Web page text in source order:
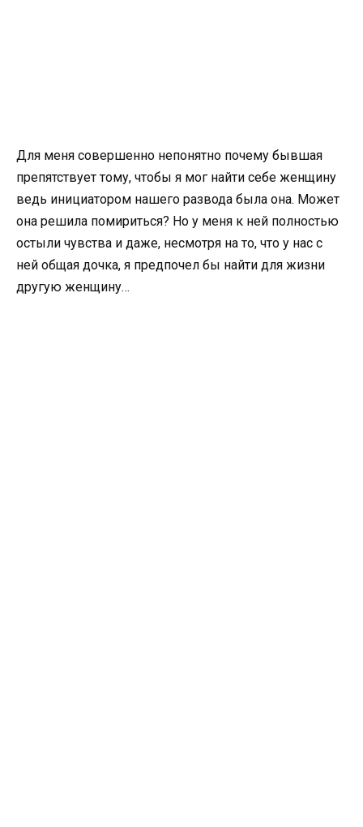
Для меня совершенно непонятно почему бывшая
препятствует тому, чтобы я мог найти себе женщину
ведь инициатором нашего развода была она. Может
она решила помириться? Но у меня к ней полностью
остыли чувства и даже, несмотря на то, что у нас с
ней общая дочка, я предпочел бы найти для жизни
другую женщину…